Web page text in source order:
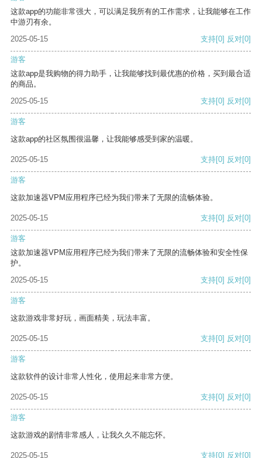
这款app的功能非常强大，可以满足我所有的工作需求，让我能够在工作
中游刃有余。
2025-05-15
支持[0] 反对[0]
游客
这款app是我购物的得力助手，让我能够找到最优惠的价格，买到最合适
的商品。
2025-05-15
支持[0] 反对[0]
游客
这款app的社区氛围很温馨，让我能够感受到家的温暖。
2025-05-15 支持[0] 反对[0]
游客
这款加速器VPM应用程序已经为我们带来了无限的流畅体验。
2025-05-15 支持[0] 反对[0]
游客
这款加速器VPM应用程序已经为我们带来了无限的流畅体验和安全性保
护。
2025-05-15
支持[0] 反对[0]
游客
这款游戏非常好玩，画面精美，玩法丰富。
2025-05-15 支持[0] 反对[0]
游客
这款软件的设计非常人性化，使用起来非常方便。
2025-05-15 支持[0] 反对[0]
游客
这款游戏的剧情非常感人，让我久久不能忘怀。
2025-05-15 支持[0] 反对[0]